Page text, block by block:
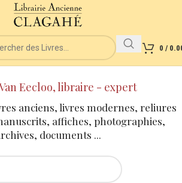
0 /
Eecloo, libraire - expert
anciens, livres modernes, reliures
affiches, photographies,
documents ...